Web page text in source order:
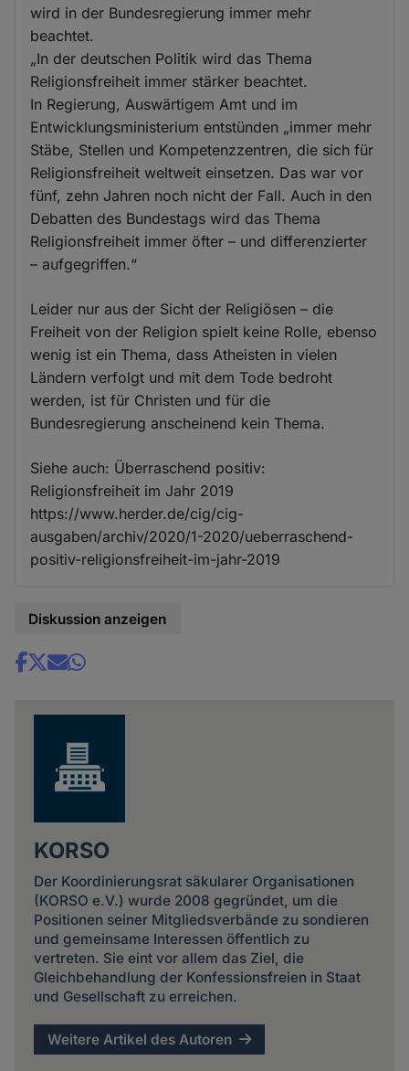
wird in der Bundesregierung immer mehr
beachtet.
„In der deutschen Politik wird das Thema
Religionsfreiheit immer stärker beachtet.
In Regierung, Auswärtigem Amt und im
Entwicklungsministerium entstünden „immer mehr
Stäbe, Stellen und Kompetenzzentren, die sich für
Religionsfreiheit weltweit einsetzen. Das war vor
fünf, zehn Jahren noch nicht der Fall. Auch in den
Debatten des Bundestags wird das Thema
Religionsfreiheit immer öfter – und differenzierter
– aufgegriffen.“
Leider nur aus der Sicht der Religiösen – die
Freiheit von der Religion spielt keine Rolle, ebenso
wenig ist ein Thema, dass Atheisten in vielen
Ländern verfolgt und mit dem Tode bedroht
werden, ist für Christen und für die
Bundesregierung anscheinend kein Thema.
Siehe auch: Überraschend positiv:
Religionsfreiheit im Jahr 2019
https://www.herder.de/cig/cig-
ausgaben/archiv/2020/1-2020/ueberraschend-
positiv-religionsfreiheit-im-jahr-2019
Diskussion anzeigen
Share
KORSO
Der Koordinierungsrat säkularer Organisationen
(KORSO e.V.) wurde 2008 gegründet, um die
Positionen seiner Mitgliedsverbände zu sondieren
und gemeinsame Interessen öffentlich zu
vertreten. Sie eint vor allem das Ziel, die
Gleichbehandlung der Konfessionsfreien in Staat
und Gesellschaft zu erreichen.
Weitere Artikel des Autoren